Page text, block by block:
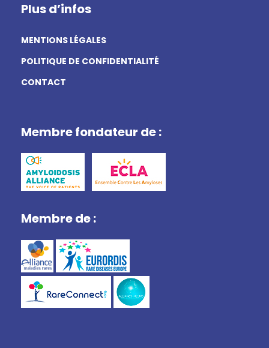
Plus d’infos
MENTIONS LÉGALES
POLITIQUE DE CONFIDENTIALITÉ
CONTACT
Membre fondateur de :
Membre de :